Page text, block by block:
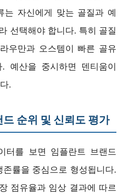
는 자신에게 맞는 골질과 예
선택해야 합니다. 특히 골질
우만과 오스템이 빠른 골유
. 예산을 중시하면 덴티움이
.
순위 및 신뢰도 평가
터를 보면 임플란트 브랜드
률을 중심으로 형성됩니다.
점유율과 임상 결과에 따르